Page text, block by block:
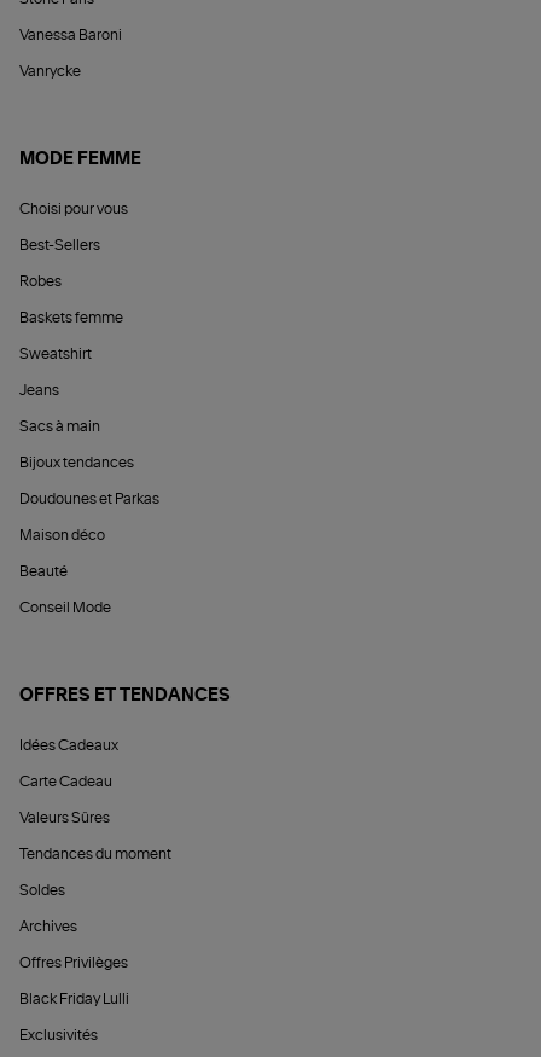
Vanessa Baroni
Vanrycke
MODE FEMME
Choisi pour vous
Best-Sellers
Robes
Baskets femme
Sweatshirt
Jeans
Sacs à main
Bijoux tendances
Doudounes et Parkas
Maison déco
Beauté
Conseil Mode
OFFRES ET TENDANCES
Idées Cadeaux
Carte Cadeau
Valeurs Sûres
Tendances du moment
Soldes
Archives
Offres Privilèges
Black Friday Lulli
Exclusivités